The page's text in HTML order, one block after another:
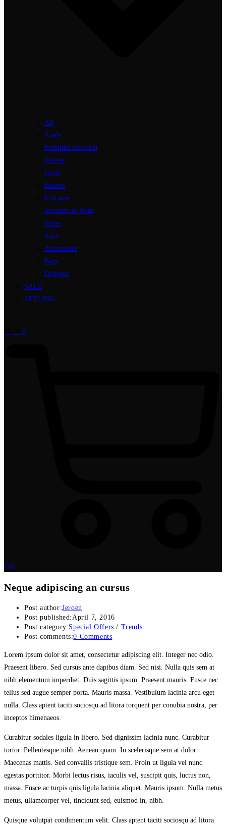
All
Suede
Premium selection
Jackets
Coats
Blazers
Knitwear
Sweaters & Vests
Shoes
Suits
Accessories
Bags
Designer
SALE
STYLING
0
Cart
Neque adipiscing an cursus
Post author:Jeroen
Post published:April 7, 2016
Post category:Special Offers / Trends
Post comments:0 Comments
Lorem ipsum dolor sit amet, consectetur adipiscing elit. Integer nec odio.
Praesent libero. Sed cursus ante dapibus diam. Sed nisi. Nulla quis sem at
nibh elementum imperdiet. Duis sagittis ipsum. Praesent mauris. Fusce nec
tellus sed augue semper porta. Mauris massa. Vestibulum lacinia arcu eget
nulla. Class aptent taciti sociosqu ad litora torquent per conubia nostra, per
inceptos himenaeos.
Curabitur sodales ligula in libero. Sed dignissim lacinia nunc. Curabitur
tortor. Pellentesque nibh. Aenean quam. In scelerisque sem at dolor.
Maecenas mattis. Sed convallis tristique sem. Proin ut ligula vel nunc
egestas porttitor. Morbi lectus risus, iaculis vel, suscipit quis, luctus non,
massa. Fusce ac turpis quis ligula lacinia aliquet. Mauris ipsum. Nulla metus
metus, ullamcorper vel, tincidunt sed, euismod in, nibh.
Quisque volutpat condimentum velit. Class aptent taciti sociosqu ad litora